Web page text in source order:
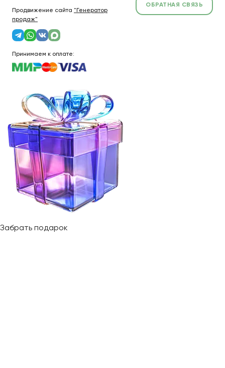
Продвижение сайта "Генератор
продаж"
ОБРАТНАЯ СВЯЗЬ
Принимаем к оплате:
Забрать подарок